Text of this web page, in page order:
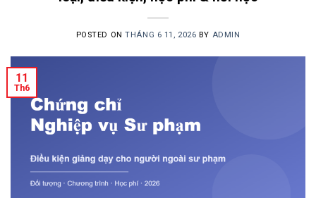
POSTED ONTHÁNG 6 11, 2026 BY ADMIN
11
Th6